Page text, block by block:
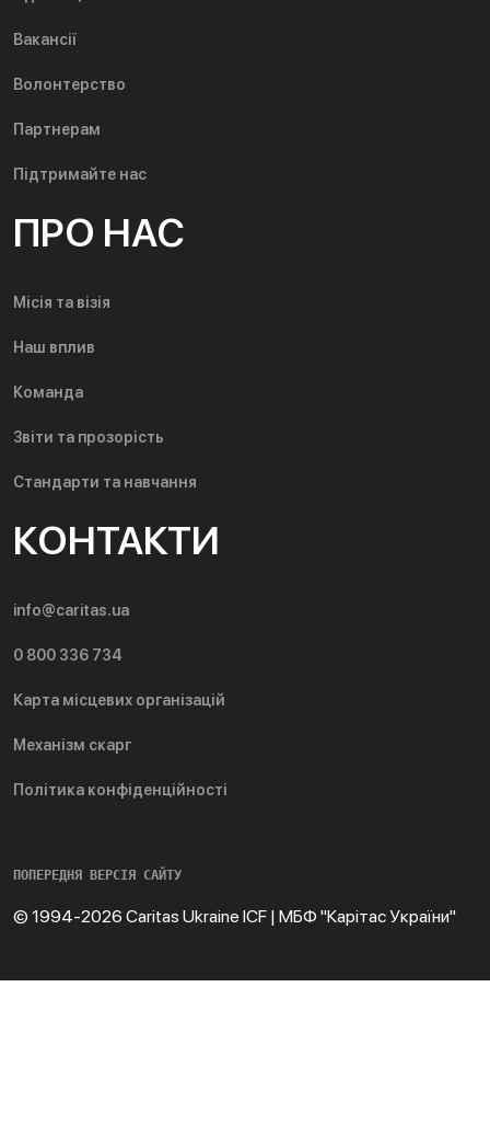
Вакансії
Волонтерство
Партнерам
Підтримайте нас
ПРО НАС
Місія та візія
Наш вплив
Команда
Звіти та прозорість
Стандарти та навчання
КОНТАКТИ
info@caritas.ua
0 800 336 734
Карта місцевих організацій
Механізм скарг
Політика конфіденційності
ПОПЕРЕДНЯ ВЕРСІЯ САЙТУ
© 1994-2026 Caritas Ukraine ICF | МБФ "Карітас України"